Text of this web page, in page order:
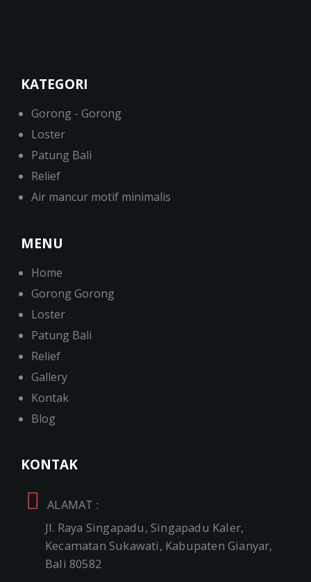
KATEGORI
Gorong - Gorong
Loster
Patung Bali
Relief
Air mancur motif minimalis
MENU
Home
Gorong Gorong
Loster
Patung Bali
Relief
Gallery
Kontak
Blog
KONTAK
ALAMAT :
Jl. Raya Singapadu, Singapadu Kaler,
Kecamatan Sukawati, Kabupaten Gianyar,
Bali 80582